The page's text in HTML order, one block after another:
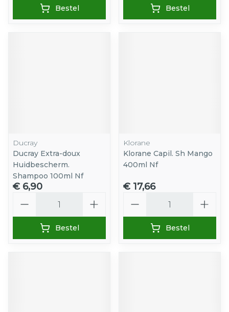
Bestel Bestel
Ducray
Ducray Extra-doux
Huidbescherm.
Shampoo 100ml Nf
€ 6,90
Bestel
Klorane
Klorane Capil. Sh Mango
400ml Nf
€ 17,66
Bestel